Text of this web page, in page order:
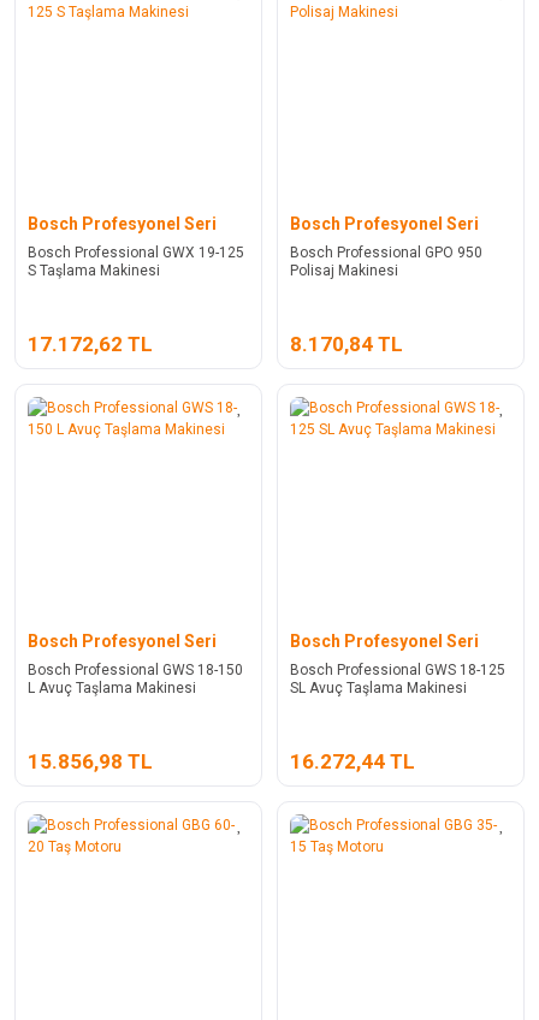
Bosch Profesyonel Seri
Bosch Professional GWX 19-125
S Taşlama Makinesi
17.172,62 TL
Bosch Profesyonel Seri
Bosch Professional GPO 950
Polisaj Makinesi
8.170,84 TL
Bosch Profesyonel Seri
Bosch Professional GWS 18-150
L Avuç Taşlama Makinesi
15.856,98 TL
Bosch Profesyonel Seri
Bosch Professional GWS 18-125
SL Avuç Taşlama Makinesi
16.272,44 TL